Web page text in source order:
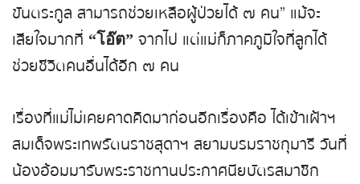
ขันตระกูล สามารถช่วยเหลือผู้ป่วยได้ ๗ คน” แม้จะ
เสียใจมากที่ “โอ๊ต” จากไป แต่แม่ก็ภาคภูมิใจที่ลูกได้
ช่วยชีวิตคนอื่นได้อีก ๗ คน
เรื่องที่แม่ไม่เคยคาดคิดมาก่อนอีกเรื่องคือ ได้เข้าเฝ้าฯ
สมเด็จพระเทพรัตนราชสุดาฯ สยามบรมราชกุมารี วันที่
น้องอ้อมมารับพระราชทานประกาศนียบัตรสมาชิก